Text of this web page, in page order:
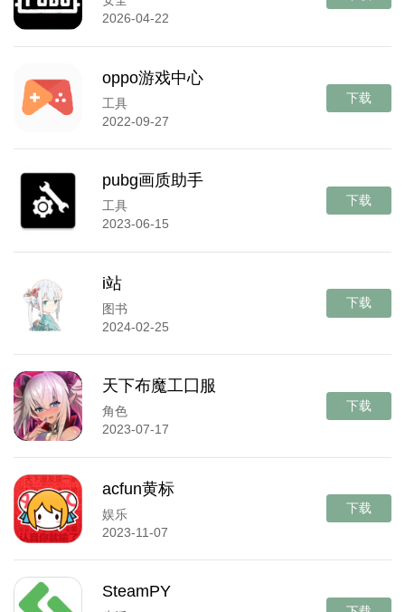
2026-04-22
oppo游戏中心
工具
2022-09-27
下载
pubg画质助手
工具
2023-06-15
下载
i站
图书
2024-02-25
下载
天下布魔工囗服
角色
2023-07-17
下载
acfun黄标
娱乐
2023-11-07
下载
SteamPY